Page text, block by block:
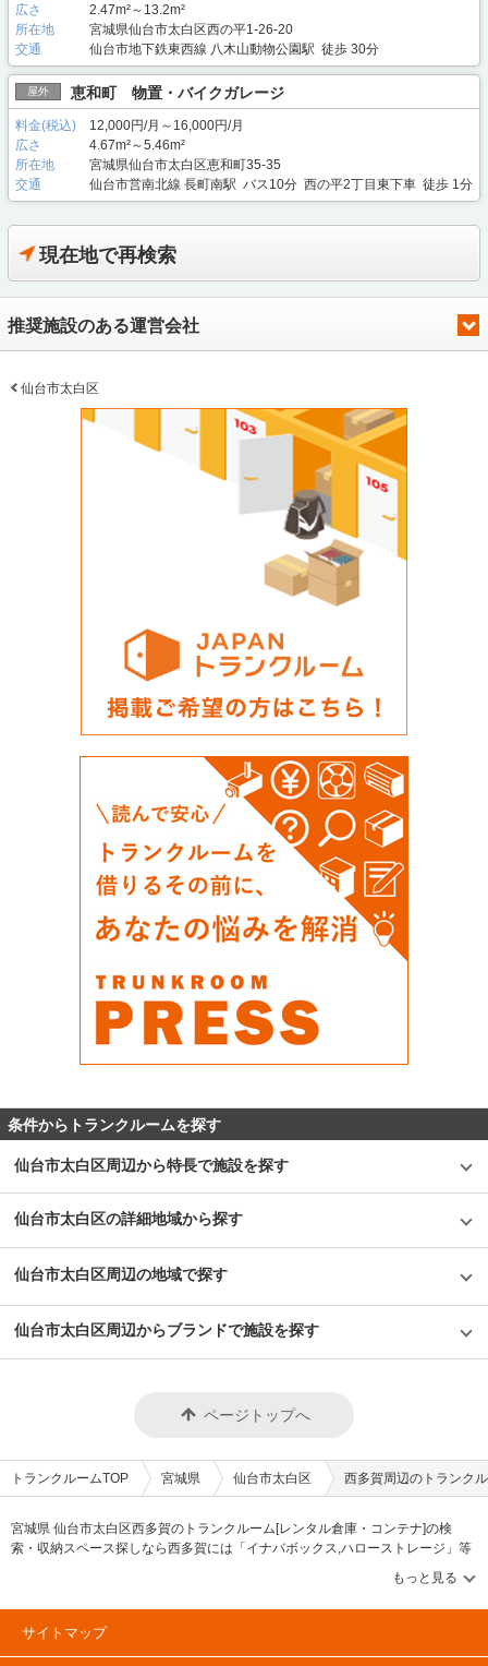
広さ
2.47m²～13.2m²
所在地
宮城県仙台市太白区西の平1-26-20
交通
仙台市地下鉄東西線 八木山動物公園駅 徒歩 30分
屋外 恵和町 物置・バイクガレージ
料金(税込)
12,000円/月～16,000円/月
広さ
4.67m²～5.46m²
所在地
宮城県仙台市太白区恵和町35-35
交通
仙台市営南北線 長町南駅 バス10分 西の平2丁目東下車 徒歩 1分
現在地で再検索
推奨施設のある運営会社
仙台市太白区
条件からトランクルームを探す
仙台市太白区周辺から特長で施設を探す
仙台市太白区の詳細地域から探す
仙台市太白区周辺の地域で探す
仙台市太白区周辺からブランドで施設を探す
ページトップへ
トランクルームTOP 宮城県 仙台市太白区 西多賀周辺のトランク
宮城県 仙台市太白区西多賀のトランクルーム[レンタル倉庫・コンテナ]の検
索・収納スペース探しなら西多賀には「イナバボックス,ハローストレージ」等
のブランドが掲載されています。借りたい地域から探して、広さ・料金[賃料]・
セキュリティ・空調完備・24時間出し入れ可能などの希望条件で絞込み！豊富
な物件数から様々な方法でご希望の収納スペースを簡単に探せるトランクルー
ム情報サイトです。西多賀で気になるトランクルームを見つけたら、メールか
サイトマップ